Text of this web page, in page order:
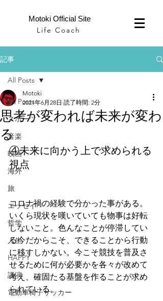
Motoki Official Site
Life Coach
記事
All Posts
スポーツ
音楽
映画
海外
旅
エッセイ
哲学
人生
HAPPY
講演
電動車椅子サッカー
All Posts
思考が変われば未来が変わ
る
Motoki
2021年6月28日 読了時間: 2分
④未来に向かう上で求められる
視点
コロナ禍の経験で分かった事がある。
いくら現状を嘆いていても物事は好転
しないこと。色んなことが停滞してい
る今だからこそ、できることから行動
に移すしかない。今こそ競技を普及さ
せるために何が必要かを各々が改めて
考え、確固たる基盤を作ることが求め
られている。